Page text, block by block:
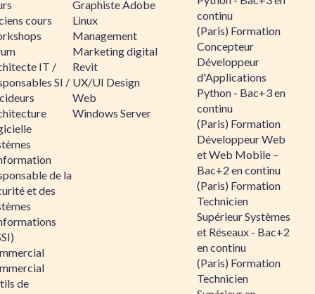
cours
IT /
SI /
de la
et des
de
Graphiste Adobe
Linux
Management
Marketing digital
Revit
UX/UI Design
Web
Windows Server
continu
(Paris) Formation
Concepteur
Développeur
d'Applications
Python - Bac+3 en
continu
(Paris) Formation
Développeur Web
et Web Mobile –
Bac+2 en continu
(Paris) Formation
Technicien
Supérieur Systèmes
et Réseaux - Bac+2
en continu
(Paris) Formation
Technicien